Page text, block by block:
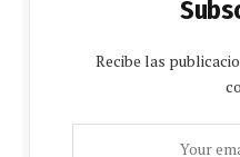
Recibe las